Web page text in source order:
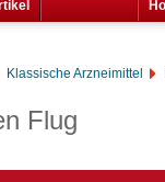
Klassische Arzneimittel
Flug